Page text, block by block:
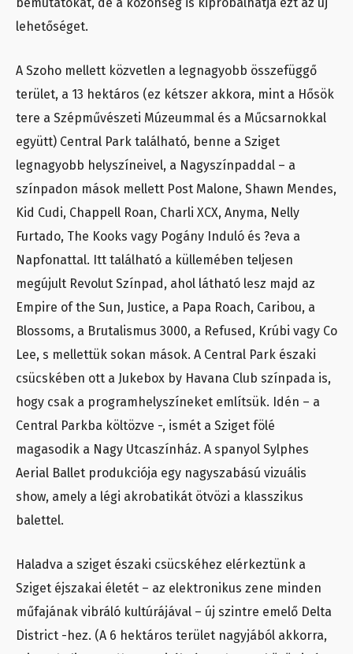
lehetőséget.
A Szoho mellett közvetlen a legnagyobb összefüggő
terület, a 13 hektáros (ez kétszer akkora, mint a Hősök
tere a Szépművészeti Múzeummal és a Műcsarnokkal
együtt) Central Park található, benne a Sziget
legnagyobb helyszíneivel, a Nagyszínpaddal – a
színpadon mások mellett Post Malone, Shawn Mendes,
Kid Cudi, Chappell Roan, Charli XCX, Anyma, Nelly
Furtado, The Kooks vagy Pogány Induló és ?eva a
Napfonattal. Itt található a küllemében teljesen
megújult Revolut Színpad, ahol látható lesz majd az
Empire of the Sun, Justice, a Papa Roach, Caribou, a
Blossoms, a Brutalismus 3000, a Refused, Krúbi vagy Co
Lee, s mellettük sokan mások. A Central Park északi
csücskében ott a Jukebox by Havana Club színpada is,
hogy csak a programhelyszíneket említsük. Idén – a
Central Parkba költözve -, ismét a Sziget fölé
magasodik a Nagy Utcaszínház. A spanyol Sylphes
Aerial Ballet produkciója egy nagyszabású vizuális
show, amely a légi akrobatikát ötvözi a klasszikus
balettel.
Haladva a sziget északi csücskéhez elérkeztünk a
Sziget éjszakai életét – az elektronikus zene minden
műfajának vibráló kultúrájával – új szintre emelő Delta
District -hez. (A 6 hektáros terület nagyjából akkorra,